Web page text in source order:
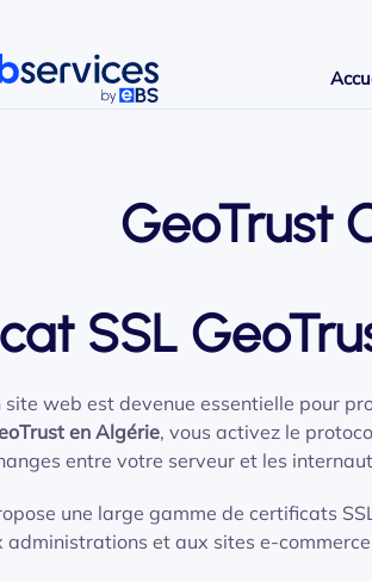
principal
GeoTrust
SSL
web est devenue essentielle pour
en Algérie, vous activez le
entre votre serveur et les
une large gamme de certificats
administrations et aux sites e-